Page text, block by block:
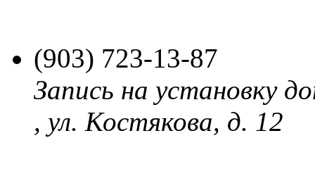
(903) 723-13-87
Запись на установку
, ул. Костякова, д. 12